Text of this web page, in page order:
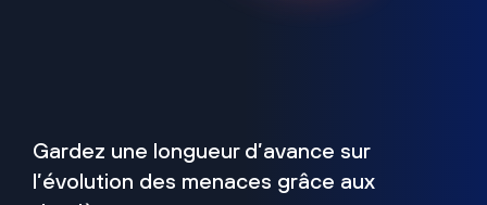
Gardez une longueur d’avance sur
l’évolution des menaces grâce aux